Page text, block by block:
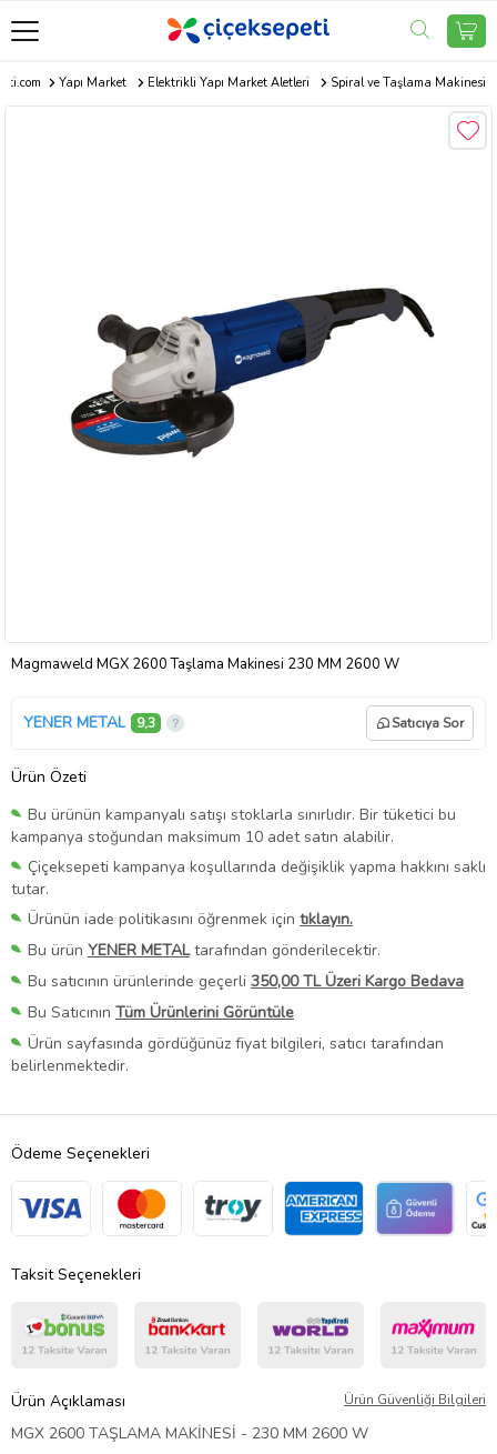
Yapı Market Elektrikli Yapı Market Aletleri Spiral ve Taşlama Makinesi
Magmaweld MGX 2600 Taşlama Makinesi 230 MM 2600 W
YENER METAL 9,3 Satıcıya Sor
Ürün Özeti
Bu ürünün kampanyalı satışı stoklarla sınırlıdır. Bir tüketici bu
kampanya stoğundan maksimum 10 adet satın alabilir.
Çiçeksepeti kampanya koşullarında değişiklik yapma hakkını saklı
tutar.
Ürünün iade politikasını öğrenmek için tıklayın.
Bu ürün YENER METALtarafından gönderilecektir.
Bu satıcının ürünlerinde geçerli 350,00 TL Üzeri Kargo Bedava
Bu Satıcının Tüm Ürünlerini Görüntüle
Ürün sayfasında gördüğünüz fiyat bilgileri, satıcı tarafından
belirlenmektedir.
Ödeme Seçenekleri
Taksit Seçenekleri
Ürün Açıklaması Ürün Güvenliği Bilgileri
MGX 2600 TAŞLAMA MAKİNESİ - 230 MM 2600 W